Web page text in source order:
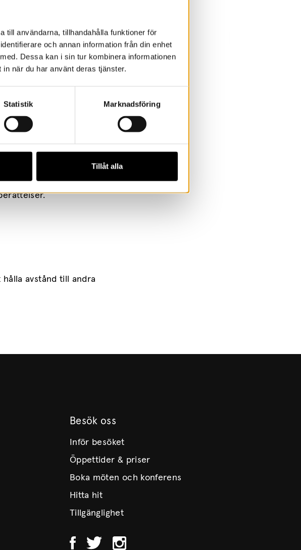
till användarna, tillhandahålla funktioner för
och annan information från din enhet
Dessa kan i sin tur kombinera informationen
när du har använt deras tjänster.
Statistik Marknadsföring
Tillåt alla
Larsson
för små barn från 2
för det lilla barnet.
avstånd till andra
Besök oss
Inför besöket
Öppettider & priser
Boka möten och konferens
Hitta hit
Tillgänglighet